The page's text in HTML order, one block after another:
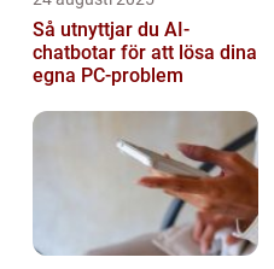
Så utnyttjar du AI-
chatbotar för att lösa dina
egna PC-problem